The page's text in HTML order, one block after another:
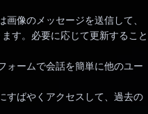
像のメッセージを送信して、
す。必要に応じて更新すること
ォームで会話を簡単に他のユー
すばやくアクセスして、過去の